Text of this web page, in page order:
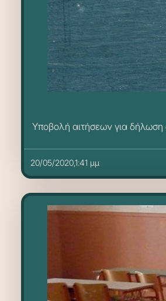
Υποβολή αιτήσεων για δήλωση
20/05/2020,1:41 μμ